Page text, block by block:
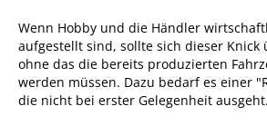
Wenn Hobby und die Händler
aufgestellt sind, sollte sich dieser Knick
ohne das die bereits produzierten
werden müssen. Dazu bedarf es einer
die nicht bei erster Gelegenheit ausgeht.